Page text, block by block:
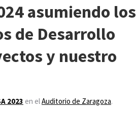
asumiendo los
de Desarrollo
y nuestro
2023 en el Auditorio de Zaragoza.